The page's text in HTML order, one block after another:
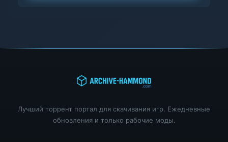
Лучший торрент портал для скачивания игр. Ежедневные
обновления и только рабочие моды.